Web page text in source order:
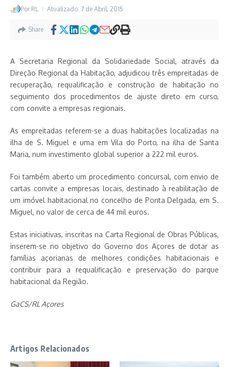
Por RL Atualizado: 7 de Abril, 2015
Share
A Secretaria Regional da Solidariedade Social, através da
Direção Regional da Habitação, adjudicou três empreitadas de
recuperação, requalificação e construção de habitação no
seguimento dos procedimentos de ajuste direto em curso,
com convite a empresas regionais.
As empreitadas referem-se a duas habitações localizadas na
ilha de S. Miguel e uma em Vila do Porto, na ilha de Santa
Maria, num investimento global superior a 222 mil euros.
Foi também aberto um procedimento concursal, com envio de
cartas convite a empresas locais, destinado à reabilitação de
um imóvel habitacional no concelho de Ponta Delgada, em S.
Miguel, no valor de cerca de 44 mil euros.
Estas iniciativas, inscritas na Carta Regional de Obras Públicas,
inserem-se no objetivo do Governo dos Açores de dotar as
famílias açorianas de melhores condições habitacionais e
contribuir para a requalificação e preservação do parque
habitacional da Região.
GaCS/RL Açores
Artigos Relacionados